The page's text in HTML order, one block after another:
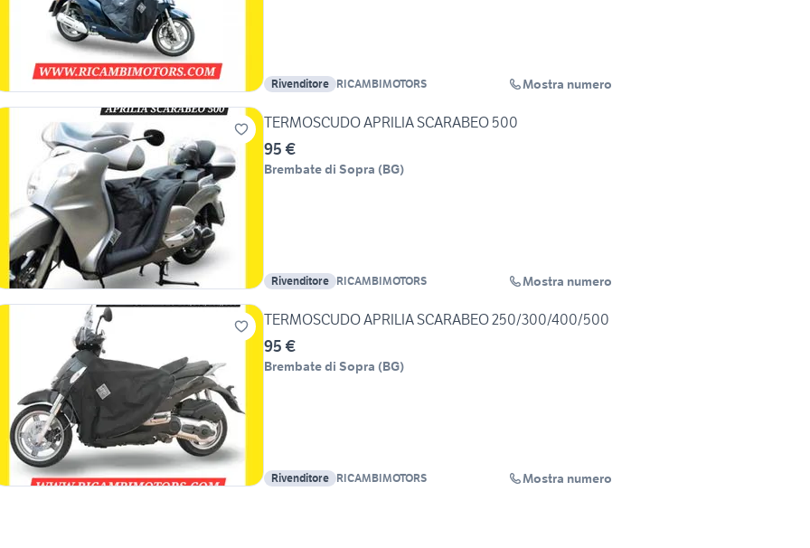
Rivenditore RICAMBIMOTORS Mostra numero
TERMOSCUDO APRILIA SCARABEO 500
95 €
Brembate di Sopra (BG)
Rivenditore RICAMBIMOTORS Mostra numero
TERMOSCUDO APRILIA SCARABEO 250/300/400/500
95 €
Brembate di Sopra (BG)
Rivenditore RICAMBIMOTORS Mostra numero